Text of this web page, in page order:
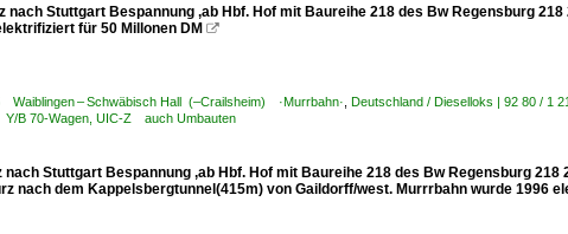
nach Stuttgart Bespannung ,ab Hbf. Hof mit Baureihe 218 des Bw Regensburg
für 50 Millonen DM 
Waiblingen – Schwäbisch Hall (–Crailsheim) ·Murrbahn· Deutschland / Dieselloks | 92 80 / 1
B 70-Wagen, UIC-Z auch Umbauten
nach Stuttgart Bespannung ,ab Hbf. Hof mit Baureihe 218 des Bw Regensburg 218
nach dem Kappelsbergtunnel(415m) von Gaildorff/west. Murrrbahn wurde 1996